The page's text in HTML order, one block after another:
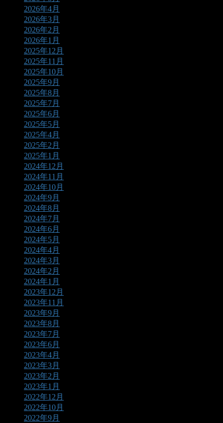
2026年4月
2026年3月
2026年2月
2026年1月
2025年12月
2025年11月
2025年10月
2025年9月
2025年8月
2025年7月
2025年6月
2025年5月
2025年4月
2025年2月
2025年1月
2024年12月
2024年11月
2024年10月
2024年9月
2024年8月
2024年7月
2024年6月
2024年5月
2024年4月
2024年3月
2024年2月
2024年1月
2023年12月
2023年11月
2023年9月
2023年8月
2023年7月
2023年6月
2023年4月
2023年3月
2023年2月
2023年1月
2022年12月
2022年10月
2022年9月